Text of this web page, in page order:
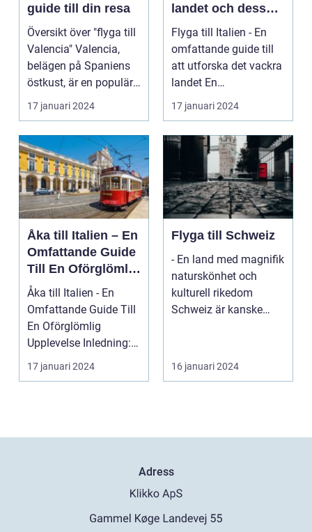
guide till din resa
Översikt över "flyga till
Valencia" Valencia,
belägen på Spaniens
östkust, är en populär
destinatio...
17 januari 2024
landet och dess
mångfald
Flyga till Italien - En
omfattande guide till
att utforska det vackra
landet En
övergripande, grun...
17 januari 2024
Åka till Italien – En
Omfattande Guide
Till En Oförglömlig
Upplevelse
Åka till Italien - En
Omfattande Guide Till
En Oförglömlig
Upplevelse Inledning:
Italien, ett land...
17 januari 2024
Flyga till Schweiz
- En land med magnifik
naturskönhet och
kulturell rikedom
Schweiz är kanske
16 januari 2024
Adress